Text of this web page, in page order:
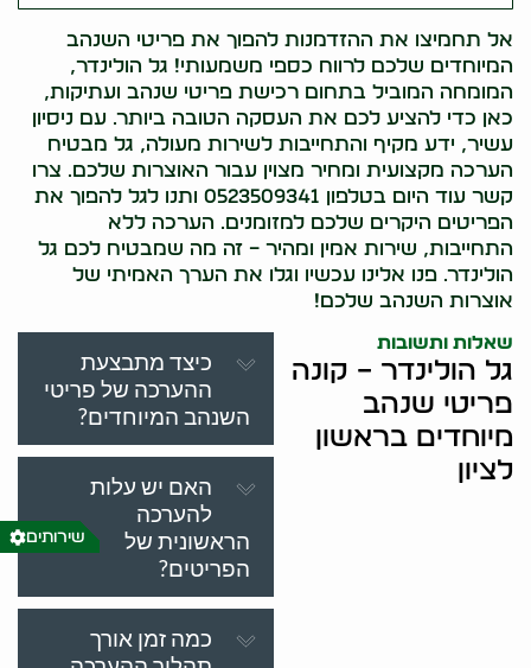
אל תחמיצו את ההזדמנות להפוך את פריטי השנהב
המיוחדים שלכם לרווח כספי משמעותי! גל הולינדר,
המומחה המוביל בתחום רכישת פריטי שנהב ועתיקות,
כאן כדי להציע לכם את העסקה הטובה ביותר. עם ניסיון
עשיר, ידע מקיף והתחייבות לשירות מעולה, גל מבטיח
הערכה מקצועית ומחיר מצוין עבור האוצרות שלכם. צרו
קשר עוד היום בטלפון 0523509341 ותנו לגל להפוך את
הפריטים היקרים שלכם למזומנים. הערכה ללא
התחייבות, שירות אמין ומהיר – זה מה שמבטיח לכם גל
הולינדר. פנו אלינו עכשיו וגלו את הערך האמיתי של
אוצרות השנהב שלכם!
שאלות ותשובות
גל הולינדר – קונה
פריטי שנהב
מיוחדים בראשון
לציון
כיצד מתבצעת
ההערכה של פריטי
השנהב המיוחדים?
האם יש עלות
להערכה
הראשונית של
הפריטים?
כמה זמן אורך
שירותים